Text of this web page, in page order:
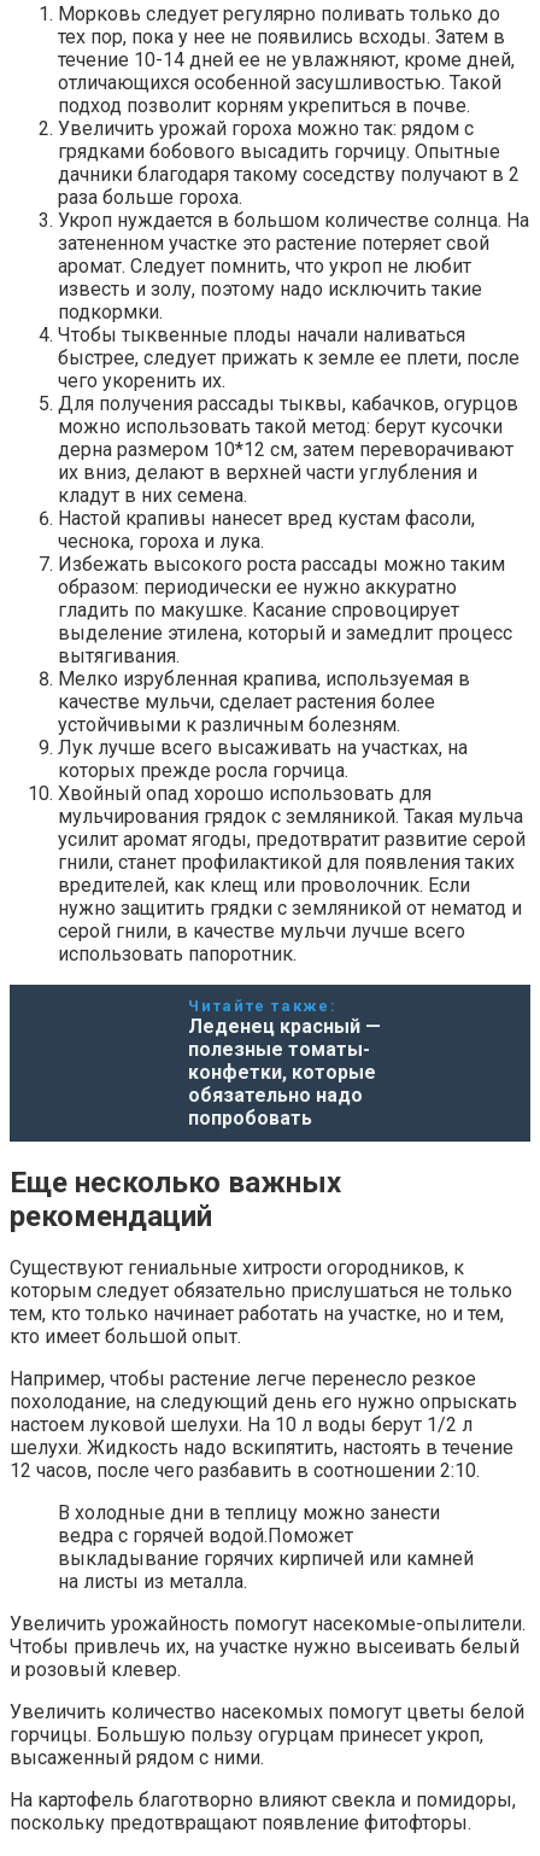
Морковь следует регулярно поливать только до
тех пор, пока у нее не появились всходы. Затем в
течение 10-14 дней ее не увлажняют, кроме дней,
отличающихся особенной засушливостью. Такой
подход позволит корням укрепиться в почве.
Увеличить урожай гороха можно так: рядом с
грядками бобового высадить горчицу. Опытные
дачники благодаря такому соседству получают в 2
раза больше гороха.
Укроп нуждается в большом количестве солнца. На
затененном участке это растение потеряет свой
аромат. Следует помнить, что укроп не любит
известь и золу, поэтому надо исключить такие
подкормки.
Чтобы тыквенные плоды начали наливаться
быстрее, следует прижать к земле ее плети, после
чего укоренить их.
Для получения рассады тыквы, кабачков, огурцов
можно использовать такой метод: берут кусочки
дерна размером 10*12 см, затем переворачивают
их вниз, делают в верхней части углубления и
кладут в них семена.
Настой крапивы нанесет вред кустам фасоли,
чеснока, гороха и лука.
Избежать высокого роста рассады можно таким
образом: периодически ее нужно аккуратно
гладить по макушке. Касание спровоцирует
выделение этилена, который и замедлит процесс
вытягивания.
Мелко изрубленная крапива, используемая в
качестве мульчи, сделает растения более
устойчивыми к различным болезням.
Лук лучше всего высаживать на участках, на
которых прежде росла горчица.
Хвойный опад хорошо использовать для
мульчирования грядок с земляникой. Такая мульча
усилит аромат ягоды, предотвратит развитие серой
гнили, станет профилактикой для появления таких
вредителей, как клещ или проволочник. Если
нужно защитить грядки с земляникой от нематод и
серой гнили, в качестве мульчи лучше всего
использовать папоротник.
Читайте также:
Леденец красный —
полезные томаты-
конфетки, которые
обязательно надо
попробовать
Еще несколько важных
рекомендаций
Существуют гениальные хитрости огородников, к
которым следует обязательно прислушаться не только
тем, кто только начинает работать на участке, но и тем,
кто имеет большой опыт.
Например, чтобы растение легче перенесло резкое
похолодание, на следующий день его нужно опрыскать
настоем луковой шелухи. На 10 л воды берут 1/2 л
шелухи. Жидкость надо вскипятить, настоять в течение
12 часов, после чего разбавить в соотношении 2:10.
В холодные дни в теплицу можно занести
ведра с горячей водой.Поможет
выкладывание горячих кирпичей или камней
на листы из металла.
Увеличить урожайность помогут насекомые-опылители.
Чтобы привлечь их, на участке нужно высеивать белый
и розовый клевер.
Увеличить количество насекомых помогут цветы белой
горчицы. Большую пользу огурцам принесет укроп,
высаженный рядом с ними.
На картофель благотворно влияют свекла и помидоры,
поскольку предотвращают появление фитофторы.